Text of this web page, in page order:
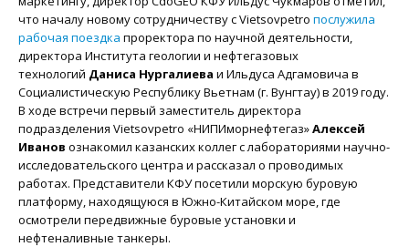
что началу новому сотрудничеству с Vietsovpetro послужила
рабочая поездка проректора по научной деятельности,
директора Института геологии и нефтегазовых
технологий Даниса Нургалиева и Ильдуса Адгамовича в
Социалистическую Республику Вьетнам (г. Вунгтау) в 2019 году.
В ходе встречи первый заместитель директора
подразделения Vietsovpetro «НИПИморнефтегаз»Алексей
Иванов ознакомил казанских коллег с лабораториями научно-
исследовательского центра и рассказал о проводимых
работах. Представители КФУ посетили морскую буровую
платформу, находящуюся в Южно-Китайском море, где
осмотрели передвижные буровые установки и
нефтеналивные танкеры.